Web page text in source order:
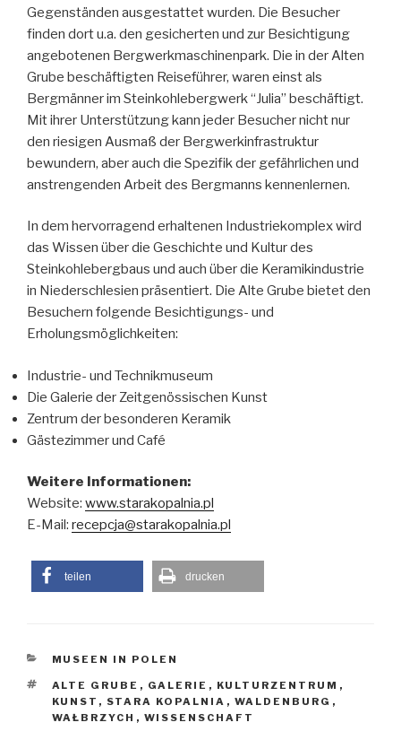
Gegenständen ausgestattet wurden. Die Besucher
finden dort u.a. den gesicherten und zur Besichtigung
angebotenen Bergwerkmaschinenpark. Die in der Alten
Grube beschäftigten Reiseführer, waren einst als
Bergmänner im Steinkohlebergwerk “Julia” beschäftigt.
Mit ihrer Unterstützung kann jeder Besucher nicht nur
den riesigen Ausmaß der Bergwerkinfrastruktur
bewundern, aber auch die Spezifik der gefährlichen und
anstrengenden Arbeit des Bergmanns kennenlernen.
In dem hervorragend erhaltenen Industriekomplex wird
das Wissen über die Geschichte und Kultur des
Steinkohlebergbaus und auch über die Keramikindustrie
in Niederschlesien präsentiert. Die Alte Grube bietet den
Besuchern folgende Besichtigungs- und
Erholungsmöglichkeiten:
Industrie- und Technikmuseum
Die Galerie der Zeitgenössischen Kunst
Zentrum der besonderen Keramik
Gästezimmer und Café
Weitere Informationen:
Website: www.starakopalnia.pl
E-Mail: recepcja@starakopalnia.pl
teilen drucken
MUSEEN IN POLEN
ALTE GRUBE , GALERIE , KULTURZENTRUM ,
KUNST , STARA KOPALNIA , WALDENBURG ,
WAŁBRZYCH , WISSENSCHAFT